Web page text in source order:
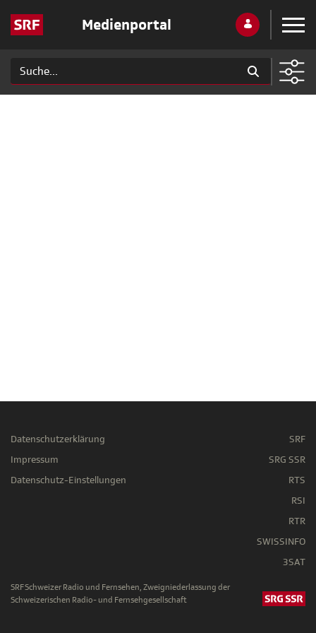
Medienportal
Datenschutzerklärung
Impressum
Datenschutz-Einstellungen
SRF
SRG SSR
RTS
RSI
RTR
SWISSINFO
3SAT
SRF Schweizer Radio und Fernsehen, Zweigniederlassung der
Schweizerischen Radio- und Fernsehgesellschaft